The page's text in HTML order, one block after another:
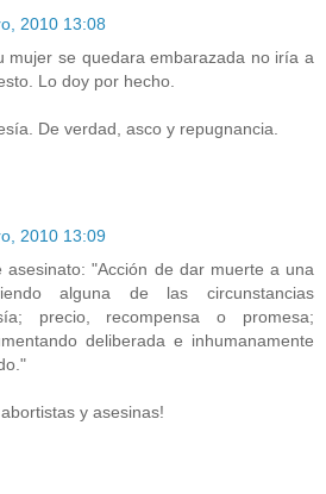
2010 13:08
mujer se quedara embarazada no iría a
Lo doy por hecho.
De verdad, asco y repugnancia.
2010 13:09
asesinato: "Acción de dar muerte a una
alguna de las circunstancias
precio, recompensa o promesa;
deliberada e inhumanamente
y asesinas!